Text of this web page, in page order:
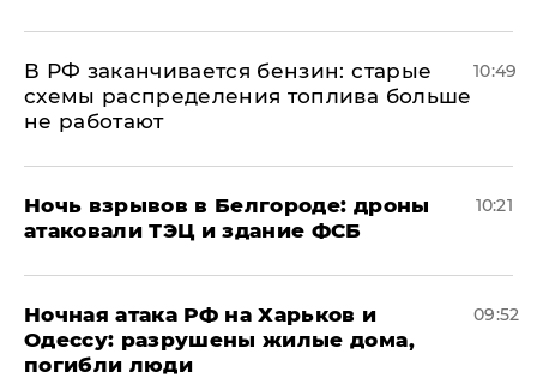
​В РФ заканчивается бензин: старые
схемы распределения топлива больше
не работают
10:49
​Ночь взрывов в Белгороде: дроны
атаковали ТЭЦ и здание ФСБ
10:21
​Ночная атака РФ на Харьков и
Одессу: разрушены жилые дома,
погибли люди
09:52